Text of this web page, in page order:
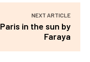
NEXT ARTICLE
Paris in the sun by
Faraya